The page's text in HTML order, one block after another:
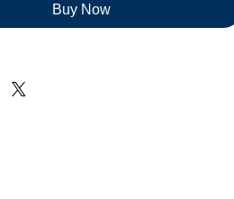
Buy Now